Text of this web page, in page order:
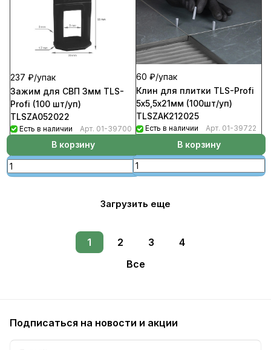
237 ₽/упак
Зажим для СВП 3мм TLS-
Profi (100 шт/уп)
TLSZA052022
Есть в наличии Арт. 01-39700
В корзину
60 ₽/упак
Клин для плитки TLS-Profi
5х5,5х21мм (100шт/уп)
TLSZAK212025
Есть в наличии Арт. 01-39722
В корзину
Загрузить еще
1 2 3
4
Все
Подписаться на новости и акции